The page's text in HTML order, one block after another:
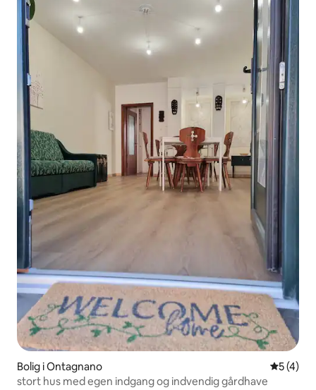
Bolig i Ontagnano 5 ud af 5
5 (4)
stort hus med egen indgang og indvendig gårdhave